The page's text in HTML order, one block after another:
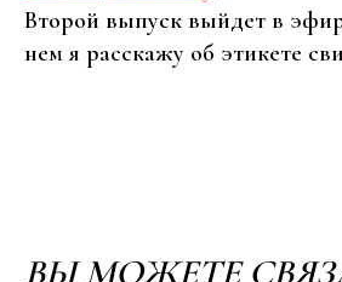
Второй выпуск выйдет в
нем я расскажу об этикете
ВЫ МОЖЕТЕ